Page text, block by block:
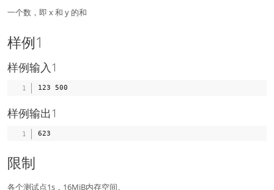
,
y
一个数，即 x 和 y 的和
样例1
样例输入1
样例输出1
限制
各个测试点1s，16MiB内存空间。